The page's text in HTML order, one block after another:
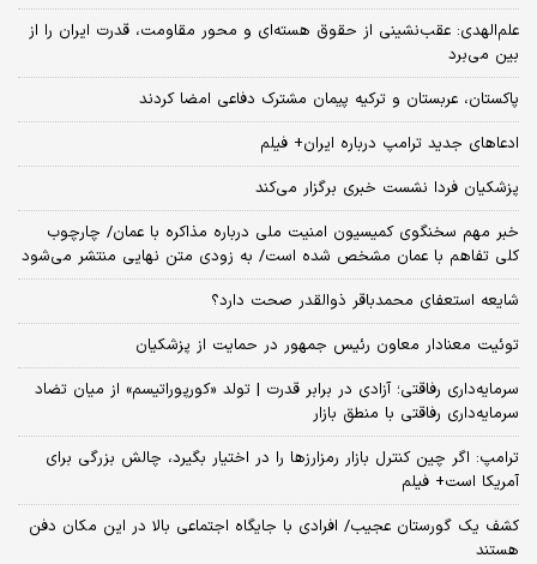
علم‌الهدی: عقب‌نشینی از حقوق هسته‌ای و محور مقاومت، قدرت ایران را از
بین می‌برد
پاکستان، عربستان و ترکیه پیمان مشترک دفاعی امضا کردند
ادعاهای جدید ترامپ درباره ایران+ فیلم
پزشکیان فردا نشست خبری برگزار می‌کند
خبر مهم سخنگوی کمیسیون امنیت ملی درباره مذاکره با عمان/ چارچوب
کلی تفاهم با عمان مشخص شده است/ به زودی متن نهایی منتشر می‌شود
شایعه استعفای محمدباقر ذوالقدر صحت دارد؟
توئیت معنادار معاون رئیس جمهور در حمایت از پزشکیان
سرمایه‌داری رفاقتی؛ آزادی در برابر قدرت | تولد «کورپوراتیسم» از میان تضاد
سرمایه‌داری رفاقتی با منطق بازار
ترامپ: اگر چین کنترل بازار رمزارزها را در اختیار بگیرد، چالش بزرگی برای
آمریکا است+ فیلم
کشف یک گورستان عجیب/ افرادی با جایگاه اجتماعی بالا در این مکان دفن
هستند